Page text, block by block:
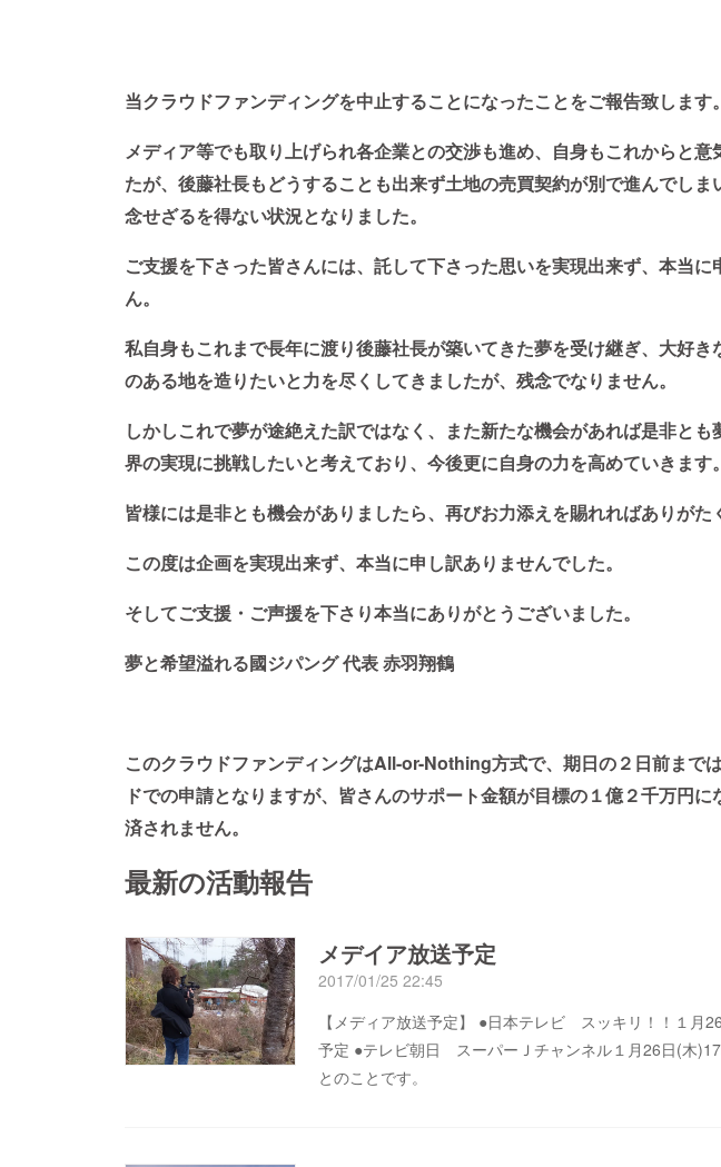
当クラウドファンディングを中止することになったことをご報告致します。
メディア等でも取り上げられ各企業との交渉も進め、自身もこれからと意
たが、後藤社長もどうすることも出来ず土地の売買契約が別で進んでしま
念せざるを得ない状況となりました。
ご支援を下さった皆さんには、託して下さった思いを実現出来ず、本当に
ん。
私自身もこれまで長年に渡り後藤社長が築いてきた夢を受け継ぎ、大好き
のある地を造りたいと力を尽くしてきましたが、残念でなりません。
しかしこれで夢が途絶えた訳ではなく、また新たな機会があれば是非とも
界の実現に挑戦したいと考えており、今後更に自身の力を高めていきます。
皆様には是非とも機会がありましたら、再びお力添えを賜れればありがた
この度は企画を実現出来ず、本当に申し訳ありませんでした。
そしてご支援・ご声援を下さり本当にありがとうございました。
夢と希望溢れる國ジパング 代表 赤羽翔鶴
このクラウドファンディングはAll-or-Nothing方式で、期日の２日前まで
ドでの申請となりますが、皆さんのサポート金額が目標の１億２千万円に
済されません。
最新の活動報告
メデイア放送予定
2017/01/25 22:45
【メディア放送予定】 ●日本テレビ スッキリ！！１月
予定 ●テレビ朝日 スーパーＪチャンネル１月26日(木
とのことです。